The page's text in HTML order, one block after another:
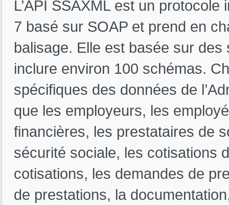
L’API SSAXML est un
7 basé sur SOAP et prend en
balisage. Elle est basée sur
inclure environ 100 schémas.
spécifiques des données de
que les employeurs, les
financières, les prestataires de
sécurité sociale, les cotisations
cotisations, les demandes de
de prestations, la